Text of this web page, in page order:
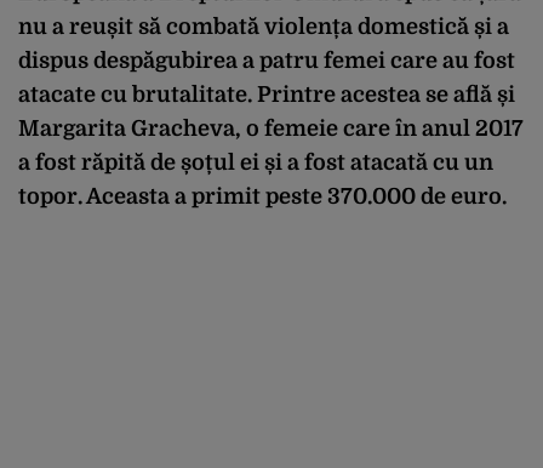
nu a reușit să combată violența domestică și a
dispus despăgubirea a patru femei care au fost
atacate cu brutalitate. Printre acestea se află și
Margarita Gracheva, o femeie care în anul 2017
a fost răpită de șoțul ei și a fost atacată cu un
topor. Aceasta a primit peste 370.000 de euro.